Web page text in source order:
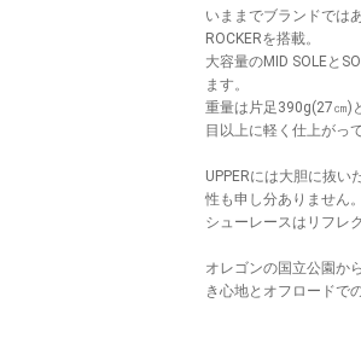
いままでブランドでは
ROCKERを搭載。
大容量のMID SOLEと
ます。
重量は片足390g(27㎝)
目以上に軽く仕上がっ
UPPERには大胆に抜い
性も申し分ありません。
シューレースはリフレ
オレゴンの国立公園か
き心地とオフロードで